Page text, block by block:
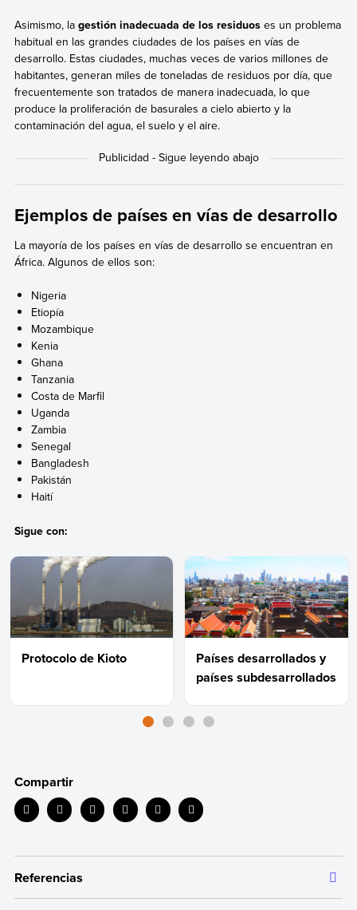
Asimismo, la gestión inadecuada de los residuoses un problema
habitual en las grandes ciudades de los países en vías de
desarrollo. Estas ciudades, muchas veces de varios millones de
habitantes, generan miles de toneladas de residuos por día, que
frecuentemente son tratados de manera inadecuada, lo que
produce la proliferación de basurales a cielo abierto y la
contaminación del agua, el suelo y el aire.
Ejemplos de países en vías de desarrollo
La mayoría de los países en vías de desarrollo se encuentran en
África. Algunos de ellos son:
Nigeria
Etiopía
Mozambique
Kenia
Ghana
Tanzania
Costa de Marfil
Uganda
Zambia
Senegal
Bangladesh
Pakistán
Haití
Sigue con:
Protocolo de Kioto
Países desarrollados y
países subdesarrollados
Compartir
Referencias